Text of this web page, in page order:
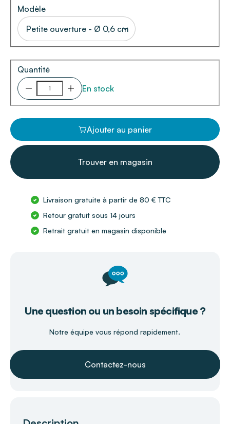
Modèle
Petite ouverture - Ø 0,6 cm
Quantité
En stock
Ajouter au panier
Trouver en magasin
Livraison gratuite à partir de 80 € TTC
Retour gratuit sous 14 jours
Retrait gratuit en magasin disponible
Une question ou un besoin spécifique ?
Notre équipe vous répond rapidement.
Contactez-nous